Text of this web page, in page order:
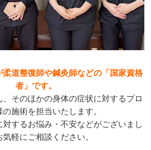
道整復師や鍼灸師などの「国家資格
者」です。
そのほかの身体の症状に対するプロ
の施術を担当いたします。
するお悩み・不安などがございまし
気軽にご相談ください。